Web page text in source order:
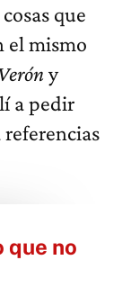
que
el mismo
y
a pedir
que no